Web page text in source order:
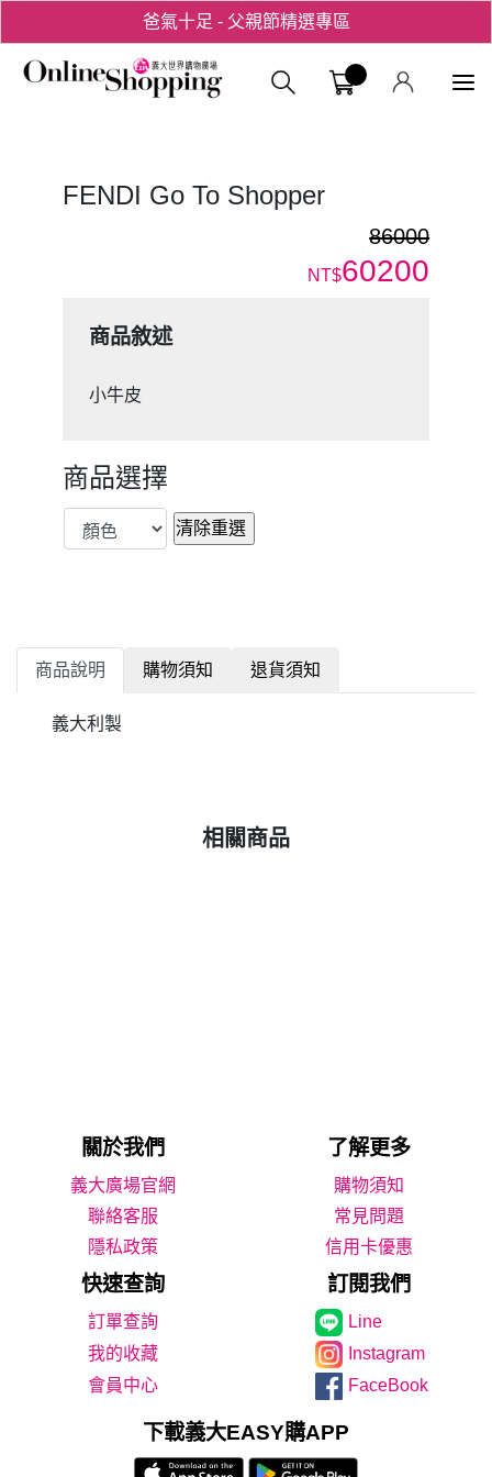
爸氣十足 - 父親節精選專區
用心愛你！七夕星選禮遇！義大購物
FENDI Go To Shopper
86000
NT$60200
商品敘述
小牛皮
商品選擇
商品說明 購物須知 退貨須知
義大利製
相關商品
關於我們 了解更多
義大廣場官網
購物須知
聯絡客服
常見問題
隱私政策
信用卡優惠
快速查詢 訂閱我們
Line
我的收藏
Instagram
會員中心
FaceBook
下載義大EASY購APP